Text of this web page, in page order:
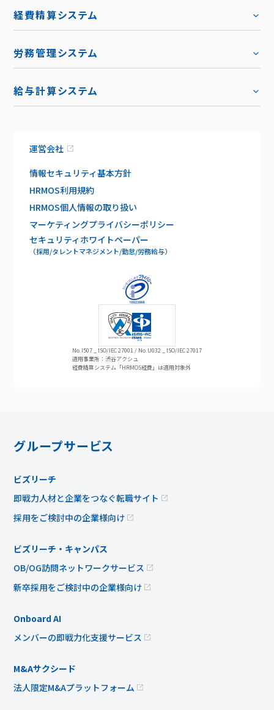
経費精算システム
労務管理システム
給与計算システム
運営会社
情報セキュリティ基本方針
HRMOS利用規約
HRMOS個人情報の取り扱い
マーケティングプライバシーポリシー
セキュリティホワイトペーパー
（採用/タレントマネジメント/勤怠/労務給与）
No.I507 _ ISO/IEC 27001 / No.U032 _ ISO/IEC 27017
適用事業所：渋谷アクシュ
経費精算システム「HRMOS経費」は適用対象外
グループサービス
ビズリーチ
即戦力人材と企業をつなぐ転職サイト
採用をご検討中の企業様向け
ビズリーチ・キャンパス
OB/OG訪問ネットワークサービス
新卒採用をご検討中の企業様向け
Onboard AI
メンバーの即戦力化支援サービス
M&Aサクシード
法人限定M&Aプラットフォーム